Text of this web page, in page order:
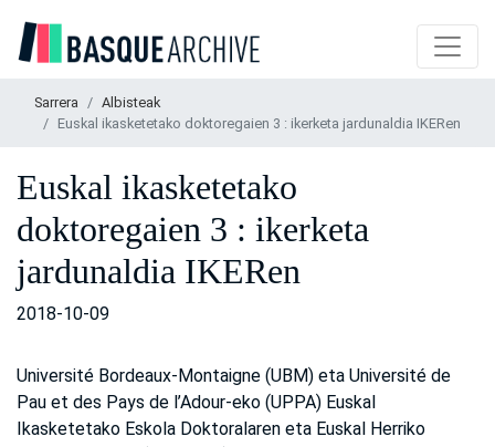
Sarrera
Albisteak
Euskal ikasketetako doktoregaien 3 : ikerketa jardunaldia IKERen
Euskal ikasketetako
doktoregaien 3 : ikerketa
jardunaldia IKERen
2018-10-09
Université Bordeaux-Montaigne (UBM) eta Université de
Pau et des Pays de l’Adour-eko (UPPA) Euskal
Ikasketetako Eskola Doktoralaren eta Euskal Herriko